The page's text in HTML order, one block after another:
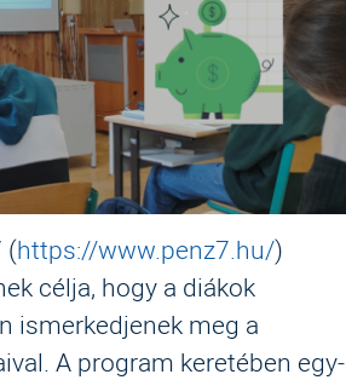
(https://www.penz7.hu/)
célja, hogy a diákok
ismerkedjenek meg a
A program keretében egy-